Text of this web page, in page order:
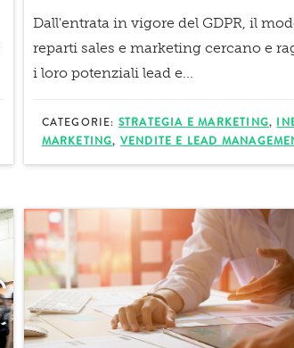
Dall'entrata in vigore del GDPR, il
reparti sales e marketing cercano e
i loro potenziali lead e...
CATEGORIE: STRATEGIA E MARKETING,
MARKETING, VENDITE E LEAD